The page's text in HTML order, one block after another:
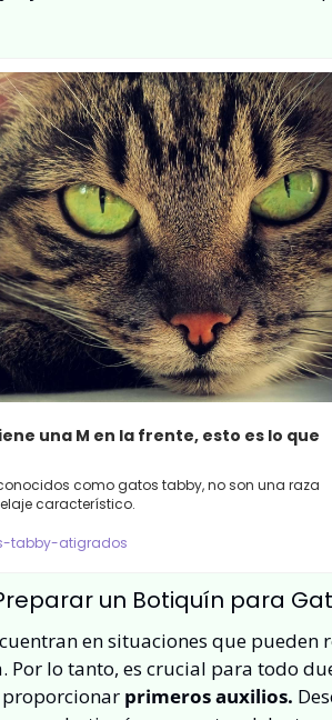
una M en la frente, esto es lo que
como gatos tabby, no son una raza
característico.
tabby-atigrados
un Botiquín para
en situaciones que pueden
lo tanto, es crucial para todo
primeros auxilios.